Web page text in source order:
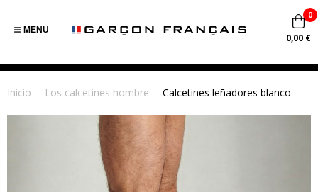
MENU
0
0,00 €
Inicio Los calcetines hombre Calcetines leñadores blanco